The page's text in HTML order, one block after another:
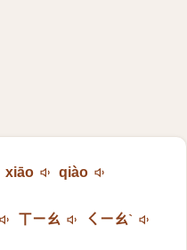
xiāo qiào
ㄒㄧㄠ ㄑㄧㄠˋ